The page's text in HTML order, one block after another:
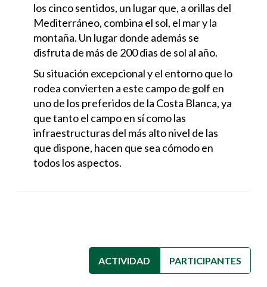
los cinco sentidos, un lugar que, a orillas del
Mediterráneo, combina el sol, el mar y la
montaña. Un lugar donde además se
disfruta de más de 200 dias de sol al año.
Su situación excepcional y el entorno que lo
rodea convierten a este campo de golf en
uno de los preferidos de la Costa Blanca, ya
que tanto el campo en sí como las
infraestructuras del más alto nivel de las
que dispone, hacen que sea cómodo en
todos los aspectos.
ACTIVIDAD (SOLAPA ACTIVA)
PARTICIPANTES